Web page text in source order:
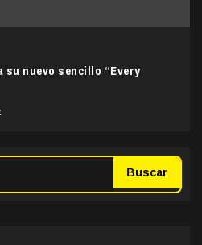
su nuevo sencillo “Every
Buscar